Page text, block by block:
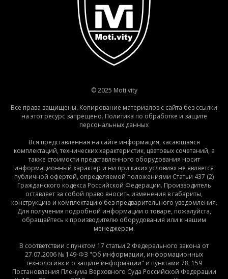
© 2025 Moti.vity
Все права защищены. Копирование материалов с сайта без ссылки
на этот ресурс запрещено. Политика по обработке и защите
персональных данных
Вся представленная на сайте информация, касающаяся
комплектаций, технических характеристик, цветовых сочетаний, а
также стоимости представленного оборудования носит
информационный характер и ни при каких условиях не является
публичной офертой, определяемой положениями Статьи 437 (2)
Гражданского кодекса Российской Федерации. Производитель
оставляет за собой право вносить изменения в габариты,
конструкцию и комплектацию без предварительного уведомления.
Для получения подробной информации о товаре, пожалуйста,
обращайтесь к производителю оборудования или к нашим
менеджерам.
В соответствии с пунктом 17 статьи 2 Федерального закона от
27.07.2006 № 149-ФЗ "Об информации, информационных
технологиях и о защите информации" и пунктами 78, 159
Постановления Пленума Верховного Суда Российской Федерации